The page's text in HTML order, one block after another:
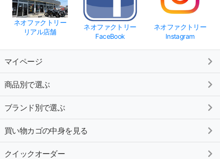
ネオファクトリー
リアル店舗
ネオファクトリー
FaceBook
ネオファクトリー
Instagram
マイページ
商品別で選ぶ
ブランド別で選ぶ
買い物カゴの中身を見る
クイックオーダー